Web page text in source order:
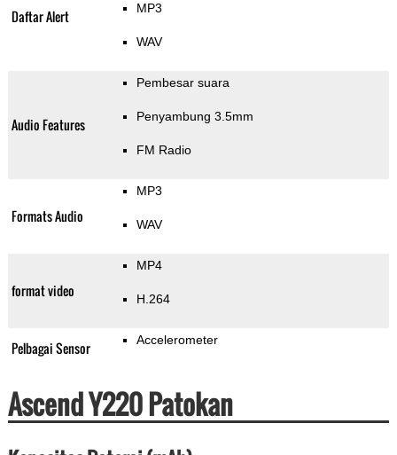
Daftar Alert MP3
WAV
Audio Features
Pembesar suara
Penyambung 3.5mm
FM Radio
Formats Audio
MP3
WAV
format video
MP4
H.264
Pelbagai Sensor Accelerometer
Ascend Y220 Patokan